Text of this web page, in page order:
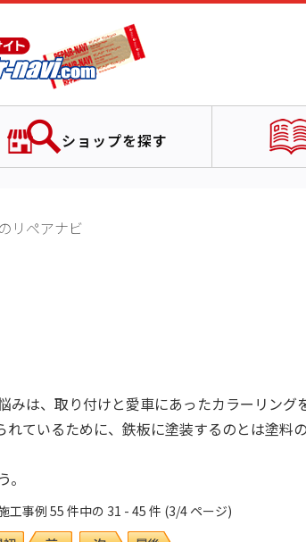
ショップを探す
リペアナビ
みは、取り付けと愛車にあったカラーリング
ているために、鉄板に塗装するのとは塗料
工事例 55 件中の 31 - 45 件 (3/4 ページ)